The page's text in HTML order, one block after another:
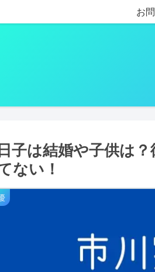
お
子は結婚や子供は
ない！